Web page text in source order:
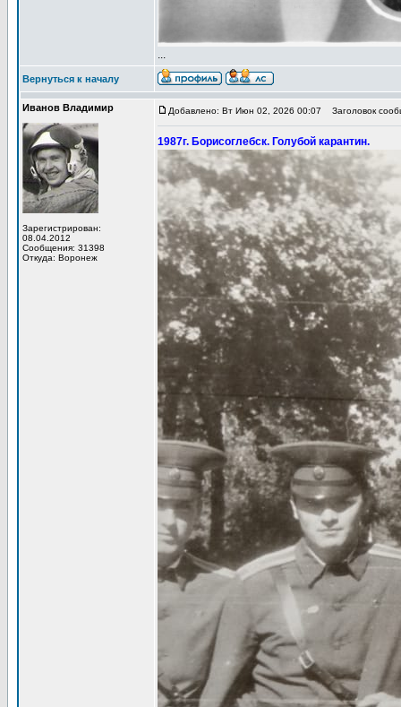
...
Вернуться к началу
Иванов Владимир
Зарегистрирован:
08.04.2012
Сообщения: 31398
Откуда: Воронеж
Добавлено: Вт Июн 02, 2026 00:07 Заголовок
1987г. Борисоглебск. Голубой карантин.